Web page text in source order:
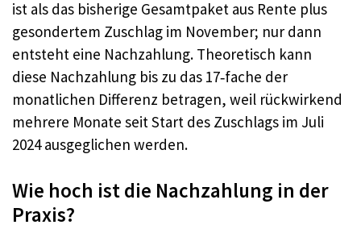
ist als das bisherige Gesamtpaket aus Rente plus
gesondertem Zuschlag im November; nur dann
entsteht eine Nachzahlung. Theoretisch kann
diese Nachzahlung bis zu das 17‑fache der
monatlichen Differenz betragen, weil rückwirkend
mehrere Monate seit Start des Zuschlags im Juli
2024 ausgeglichen werden.
Wie hoch ist die Nachzahlung in der
Praxis?